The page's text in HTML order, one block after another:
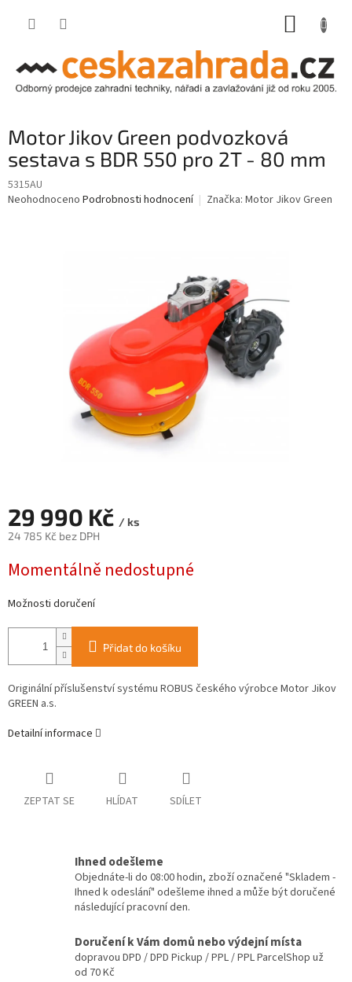
Motor Jikov Green podvozková
sestava s BDR 550 pro 2T - 80 mm
5315AU
Průměrné
Neohodnoceno Podrobnosti hodnocení Značka: Motor Jikov Green
29 990 Kč / ks
24 785 Kč bez DPH
cena:
Momentálně nedostupné
Možnosti doručení
Přidat do košíku
Originální příslušenství systému ROBUS českého výrobce Motor Jikov
GREEN a.s.
Detailní informace
ZEPTAT SE HLÍDAT SDÍLET
Ihned odešleme
Objednáte-li do 08:00 hodin, zboží označené "Skladem -
Ihned k odeslání" odešleme ihned a může být doručené
následující pracovní den.
Doručení k Vám domů nebo výdejní místa
dopravou DPD / DPD Pickup / PPL / PPL ParcelShop už
od 70 Kč